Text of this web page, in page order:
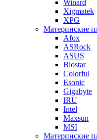
Winard
Xigmatek
XPG
Материнские
Afox
ASRock
ASUS
Biostar
Colorful
Esonic
Gigabyte
IRU
Intel
Maxsun
MSI
Материнские